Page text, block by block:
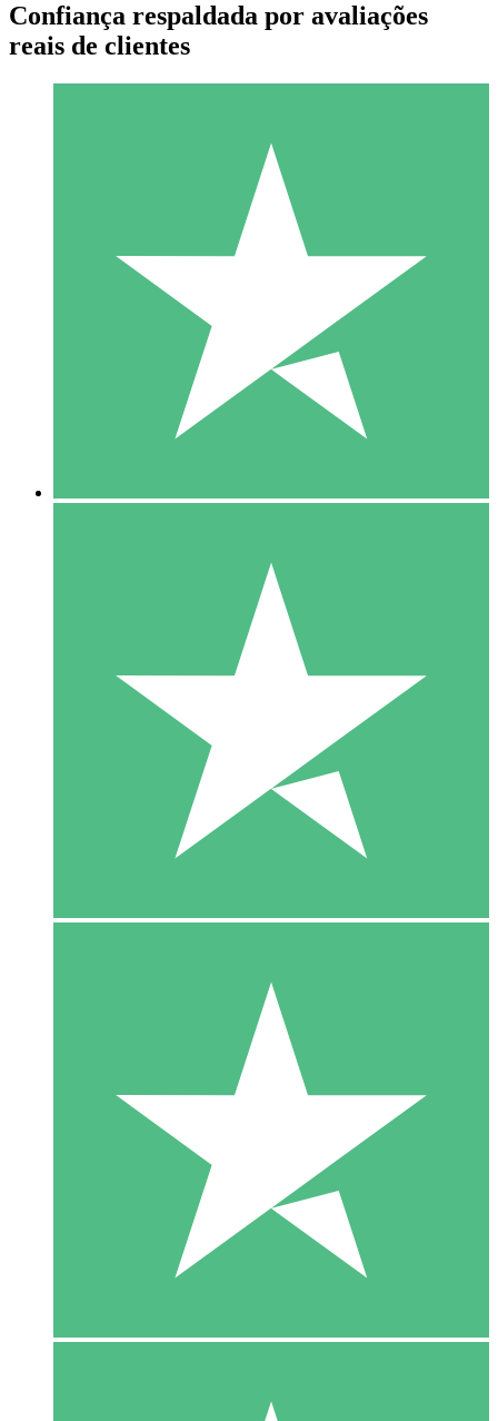
Pacotes de Créditos Individuais
Pague conforme o uso com créditos de download. Sem
1000
10 Downloads
20 00
Confiança respaldada por avaliações
reais de clientes